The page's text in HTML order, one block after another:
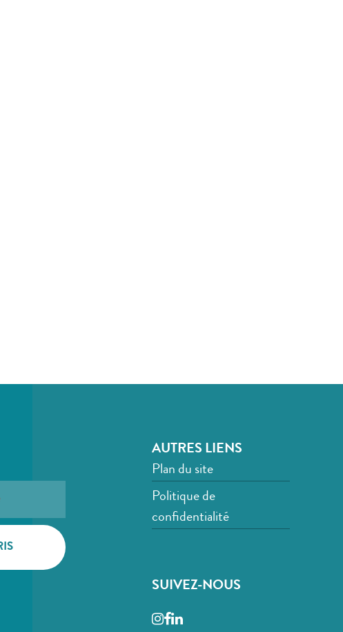
AUTRES LIENS
Plan du site
Politique de
confidentialité
SUIVEZ-NOUS
Instagram
Facebook
LinkedIn